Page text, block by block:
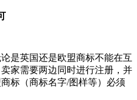
是英国还是欧盟商标不能在互
家需要两边同时进行注册，并
标（商标名字/图样等）必须